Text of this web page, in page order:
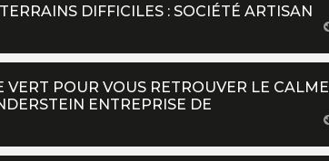
DIFFICILES : SOCIÉTÉ ARTISAN
VERT POUR VOUS RETROUVER LE CALME
ENTREPRISE DE